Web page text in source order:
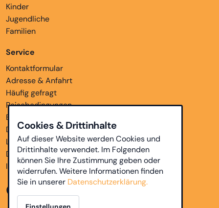
Kinder
Jugendliche
Familien
Service
Kontaktformular
Adresse & Anfahrt
Häufig gefragt
Reisebedingungen
Bankverbindungen
Downloads
Links
Datenschutz
Impressum
Cookies & Drittinhalte
Auf dieser Website werden Cookies und
Drittinhalte verwendet. Im Folgenden
können Sie Ihre Zustimmung geben oder
widerrufen. Weitere Informationen finden
Sie in unserer Datenschutzerklärung.